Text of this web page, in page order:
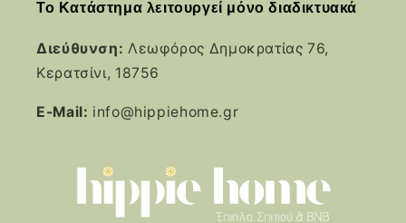
Το Κατάστημα λειτουργεί μόνο διαδικτυακά
Διεύθυνση: Λεωφόρος Δημοκρατίας 76,
Κερατσίνι, 18756
E-Mail: info@hippiehome.gr